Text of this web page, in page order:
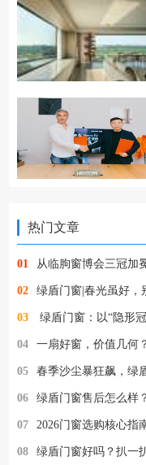
热门文章
01 从临朐窗博会三冠加冕，看
02 绿盾门窗|春光虽好，别让飞
03 绿盾门窗：以“隐形冠军”之
04 一扇好窗，价值几何？绿
05 春季沙尘暴狂飙，绿盾
06 绿盾门窗售后怎么样？15年质保
07 2026门窗选购核心指南（避开90%
08 绿盾门窗好吗？扒一扒门窗圈